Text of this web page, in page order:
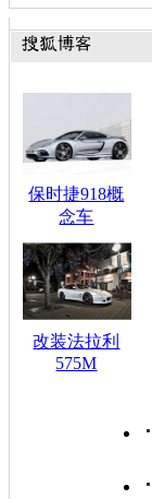
保时捷918概
念车
改装法拉利
575M